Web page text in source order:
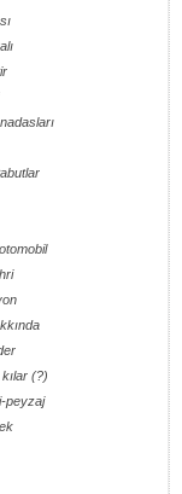
(?)
peyzaj